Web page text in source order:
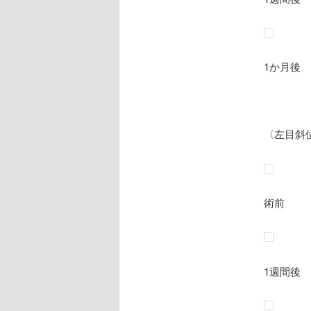
1か月後
〈左目斜
術前
1週間後